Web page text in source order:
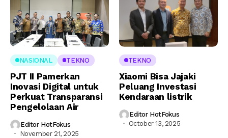
NASIONAL TEKNO
PJT II Pamerkan
Inovasi Digital untuk
Perkuat Transparansi
Pengelolaan Air
Editor HotFokus
November 21, 2025
TEKNO
Xiaomi Bisa Jajaki
Peluang Investasi
Kendaraan listrik
Editor HotFokus
October 13, 2025